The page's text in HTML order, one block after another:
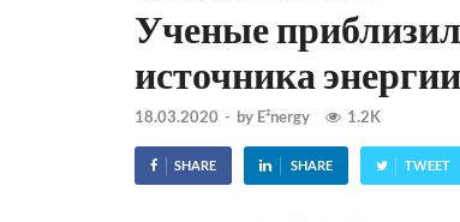
Ученые
источника энергии
18.03.2020 - by E²nergy 1.2K
SHARE SHARE TWEET